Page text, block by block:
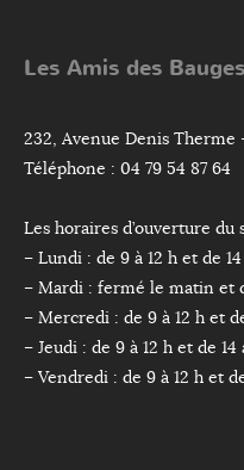
Les Amis des Bauges
232, Avenue Denis Therme
Téléphone : 04 79 54 87 64
Les horaires d’ouverture du
– Lundi : de 9 à 12 h et de 14
– Mardi : fermé le matin et
– Mercredi : de 9 à 12 h et
– Jeudi : de 9 à 12 h et de 14
– Vendredi : de 9 à 12 h et